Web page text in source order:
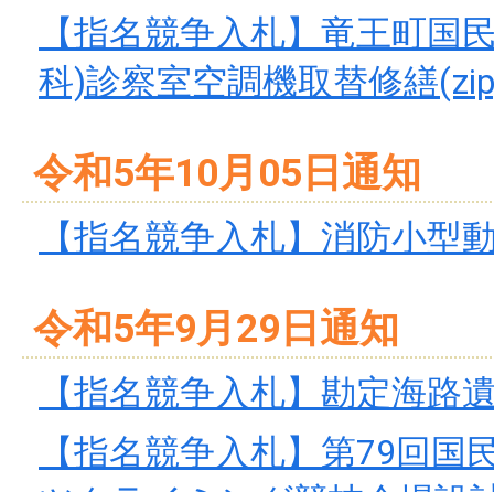
【指名競争入札】竜王町国
科)診察室空調機取替修繕
令和5年10月05日通知
【指名競争入札】消防小型
令和5年9月29日通知
【指名競争入札】勘定海路
【指名競争入札】第79回